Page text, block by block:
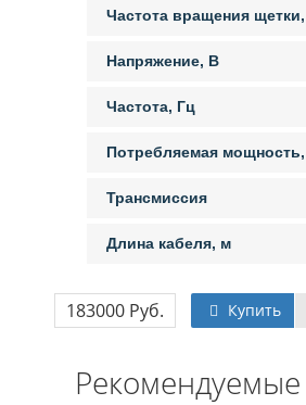
Частота вращения
Напряжение, В
Частота, Гц
Потребляемая
Трансмиссия
Длина кабеля, м
183000 Руб. Купить